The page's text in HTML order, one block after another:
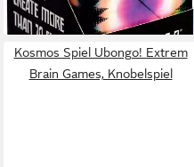
lieferbar - in 6-8 Werktagen bei dir
Kosmos Spiel Ubongo! Extrem
Brain Games, Knobelspiel